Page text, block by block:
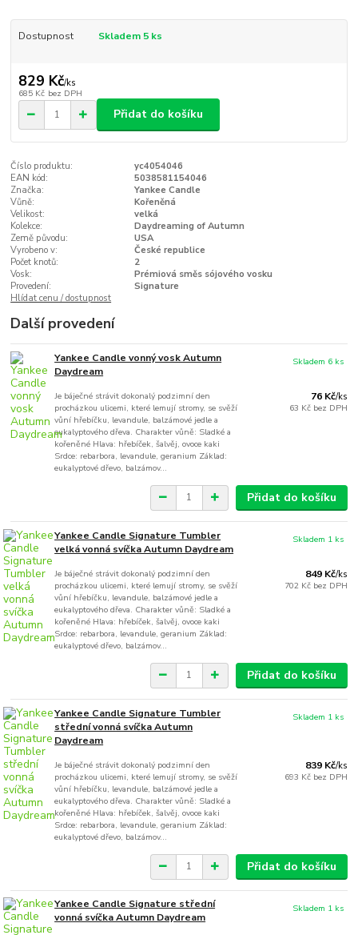
Dostupnost Skladem 5 ks
829 Kč/ks
685 Kč bez DPH
Přidat do košíku
Číslo produktu:
yc4054046
EAN kód:
5038581154046
Značka:
Yankee Candle
Vůně:
Kořeněná
Velikost:
velká
Kolekce:
Daydreaming of Autumn
Země původu:
USA
Vyrobeno v:
České republice
Počet knotů:
2
Vosk:
Prémiová směs sójového vosku
Provedení:
Signature
Hlídat cenu / dostupnost
Další provedení
Yankee Candle vonný vosk Autumn
Daydream
Je báječné strávit dokonalý podzimní den
procházkou ulicemi, které lemují stromy, se svěží
vůní hřebíčku, levandule, balzámové jedle a
eukalyptového dřeva. Charakter vůně: Sladké a
kořeněné Hlava: hřebíček, šalvěj, ovoce kaki
Srdce: rebarbora, levandule, geranium Základ:
eukalyptové dřevo, balzámov...
76 Kč/ks
63 Kč bez DPH
Skladem 6 ks
Přidat do košíku
Yankee Candle Signature Tumbler
velká vonná svíčka Autumn Daydream
Je báječné strávit dokonalý podzimní den
procházkou ulicemi, které lemují stromy, se svěží
vůní hřebíčku, levandule, balzámové jedle a
eukalyptového dřeva. Charakter vůně: Sladké a
kořeněné Hlava: hřebíček, šalvěj, ovoce kaki
Srdce: rebarbora, levandule, geranium Základ:
eukalyptové dřevo, balzámov...
849 Kč/ks
702 Kč bez DPH
Skladem 1 ks
Přidat do košíku
Yankee Candle Signature Tumbler
střední vonná svíčka Autumn
Daydream
Je báječné strávit dokonalý podzimní den
procházkou ulicemi, které lemují stromy, se svěží
vůní hřebíčku, levandule, balzámové jedle a
eukalyptového dřeva. Charakter vůně: Sladké a
kořeněné Hlava: hřebíček, šalvěj, ovoce kaki
Srdce: rebarbora, levandule, geranium Základ:
eukalyptové dřevo, balzámov...
839 Kč/ks
693 Kč bez DPH
Skladem 1 ks
Přidat do košíku
Yankee Candle Signature střední
vonná svíčka Autumn Daydream
Skladem 1 ks